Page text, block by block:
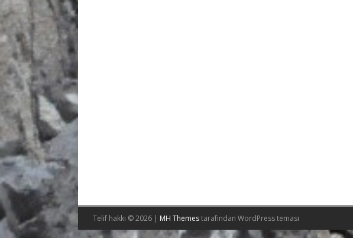
Telif hakkı © 2026 | MH Themestarafından WordPress teması